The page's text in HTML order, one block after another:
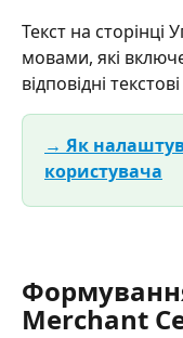
Текст на сторінці
мовами, які
відповідні
→ Як
користувача
Merchant